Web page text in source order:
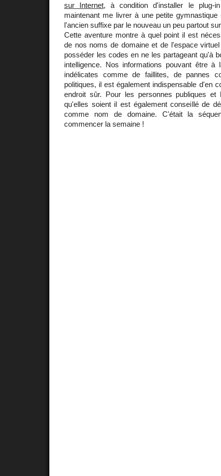
sur Internet, à condition d'installer le plug-
maintenant me livrer à une petite
l'ancien suffixe par le nouveau un peu partout
Cette aventure montre à quel point il est
de nos noms de domaine et de l'espace
posséder les codes en ne les partageant qu'à
intelligence. Nos informations pouvant être à
indélicates comme de faillites, de pannes
politiques, il est également indispensable d'en
endroit sûr. Pour les personnes publiques et
qu'elles soient il est également conseillé de
comme nom de domaine. C'était la
commencer la semaine !